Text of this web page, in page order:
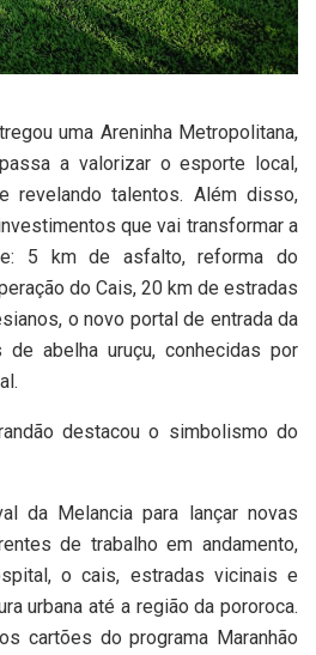
uma Areninha Metropolitana,
a valorizar o esporte local,
revelando talentos. Além disso,
que vai transformar a
5 km de asfalto, reforma do
do Cais, 20 km de estradas
o novo portal de entrada da
abelha uruçu, conhecidas por
destacou o simbolismo do
da Melancia para lançar novas
de trabalho em andamento,
o cais, estradas vicinais e
urbana até a região da pororoca.
cartões do programa Maranhão